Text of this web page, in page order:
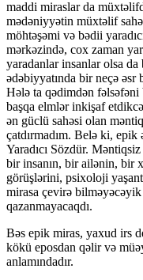
maddi miraslar da
mədəniyyətin müxtəlif
möhtəşəmi və bədii
mərkəzində, cox zaman
yaradanlar insanlar olsa
ədəbiyyatında bir neçə əsr
Hələ ta qədimdən fəlsəfəni
başqa elmlər inkişaf
ən güclü sahəsi olan
çatdırmadım. Belə ki,
Yaradıcı Sözdür.
bir insanın, bir ailənin, bir
görüşlərini, psixoloji
mirasa çevirə
qazanmayacaqdı.
Bəs epik miras, yaxud irs
kökü eposdan qəlir və
anlamındadır.